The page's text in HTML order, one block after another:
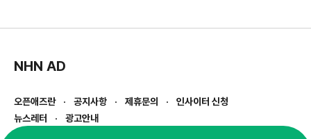
NHN AD
오픈애즈란 공지사항 제휴문의
인사이터 신청
뉴스레터
광고안내